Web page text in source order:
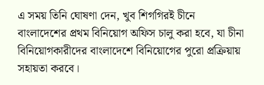
এ সময় তিনি ঘোষণা দেন, খুব শিগগিরই চীনে
বাংলাদেশের প্রথম বিনিয়োগ অফিস চালু করা হবে, যা চীনা
বিনিয়োগকারীদের বাংলাদেশে বিনিয়োগের পুরো প্রক্রিয়ায়
সহায়তা করবে।